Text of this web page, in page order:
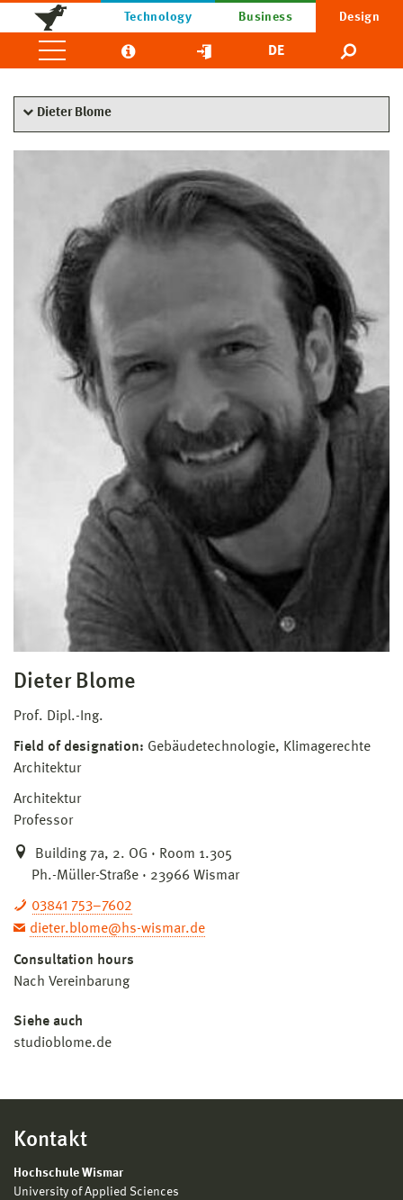
Technology Business Design
DE
Dieter Blome
Dieter Blome
Prof. Dipl.-Ing.
Field of designation: Gebäudetechnologie, Klimagerechte
Architektur
Architektur
Professor
Building 7a, 2. OG · Room 1.305
Ph.-Müller-Straße · 23966 Wismar
03841 753–7602
dieter.blome@hs-wismar.de
Consultation hours
Nach Vereinbarung
Siehe auch
studioblome.de
Kontakt
Hochschule Wismar
University of Applied Sciences